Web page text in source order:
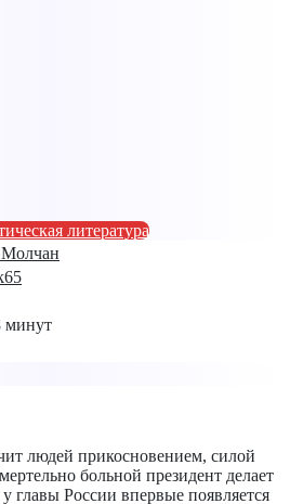
литература
минут
людей прикосновением, силой
больной президент делает
главы России впервые появляется